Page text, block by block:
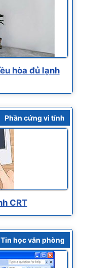
hòa đủ lạnh
Phần cứng vi tính
CRT
Tin học văn phòng